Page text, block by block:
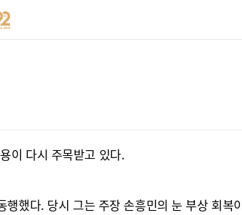
이 다시 주목받고 있다.
했다. 당시 그는 주장 손흥민의 눈 부상 회복